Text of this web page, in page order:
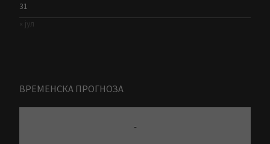
31
« јул
ВРЕМЕНСКА ПРОГНОЗА
-